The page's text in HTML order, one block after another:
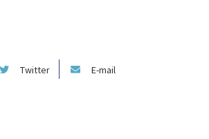
Twitter E-mail